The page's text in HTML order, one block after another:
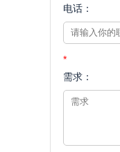
电话：
*
需求：